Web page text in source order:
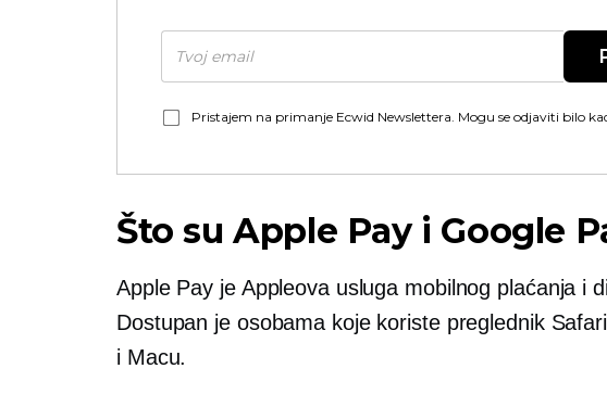
Pristajem na primanje Ecwid Newslettera. Mogu se odjaviti bilo
Što su Apple Pay i Google
Apple Pay je Appleova usluga mobilnog plaćanja i
Dostupan je osobama koje koriste preglednik
i Macu.